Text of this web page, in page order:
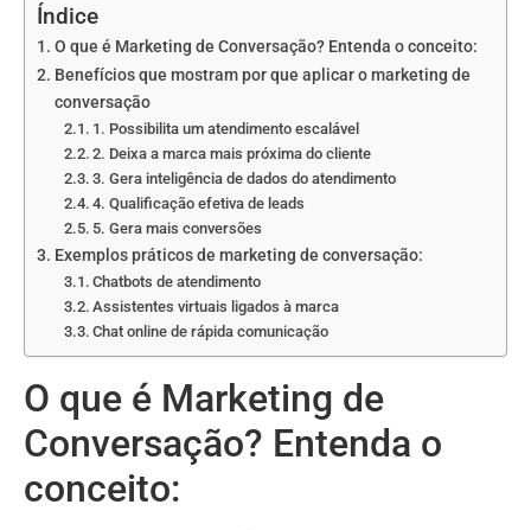
Índice
O que é Marketing de Conversação? Entenda o conceito:
Benefícios que mostram por que aplicar o marketing de
conversação
1. Possibilita um atendimento escalável
2. Deixa a marca mais próxima do cliente
3. Gera inteligência de dados do atendimento
4. Qualificação efetiva de leads
5. Gera mais conversões
Exemplos práticos de marketing de conversação:
Chatbots de atendimento
Assistentes virtuais ligados à marca
Chat online de rápida comunicação
O que é Marketing de
Conversação? Entenda o
conceito: